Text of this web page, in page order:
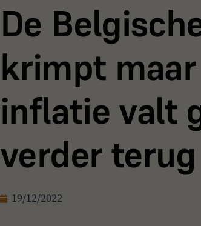
De
krimpt
inflatie valt
verder terug
19/12/2022